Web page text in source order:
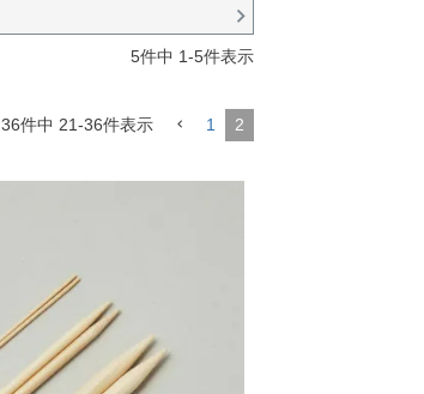
5件中 1-5件表示
36件中 21-36件表示 1 2